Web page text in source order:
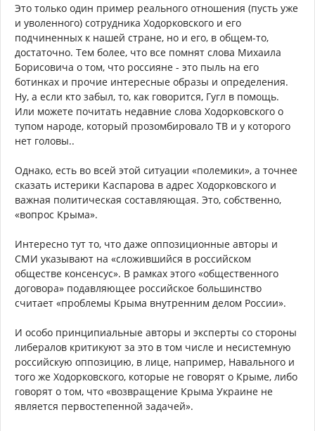
Это только один пример реального отношения (пусть уже
и уволенного) сотрудника Ходорковского и его
подчиненных к нашей стране, но и его, в общем-то,
достаточно. Тем более, что все помнят слова Михаила
Борисовича о том, что россияне - это пыль на его
ботинках и прочие интересные образы и определения.
Ну, а если кто забыл, то, как говорится, Гугл в помощь.
Или можете почитать недавние слова Ходорковского о
тупом народе, который прозомбировало ТВ и у которого
нет головы..
Однако, есть во всей этой ситуации «полемики», а точнее
сказать истерики Каспарова в адрес Ходорковского и
важная политическая составляющая. Это, собственно,
«вопрос Крыма».
Интересно тут то, что даже оппозиционные авторы и
СМИ указывают на «сложившийся в российском
обществе консенсус». В рамках этого «общественного
договора» подавляющее российское большинство
считает «проблемы Крыма внутренним делом России».
И особо принципиальные авторы и эксперты со стороны
либералов критикуют за это в том числе и несистемную
российскую оппозицию, в лице, например, Навального и
того же Ходорковского, которые не говорят о Крыме, либо
говорят о том, что «возвращение Крыма Украине не
является первостепенной задачей».